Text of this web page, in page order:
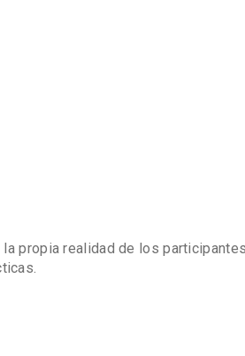
propia realidad de los